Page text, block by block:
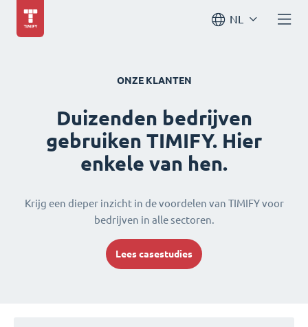
NL
ONZE KLANTEN
Duizenden bedrijven
gebruiken TIMIFY. Hier
enkele van hen.
Krijg een dieper inzicht in de voordelen van TIMIFY voor
bedrijven in alle sectoren.
Lees casestudies